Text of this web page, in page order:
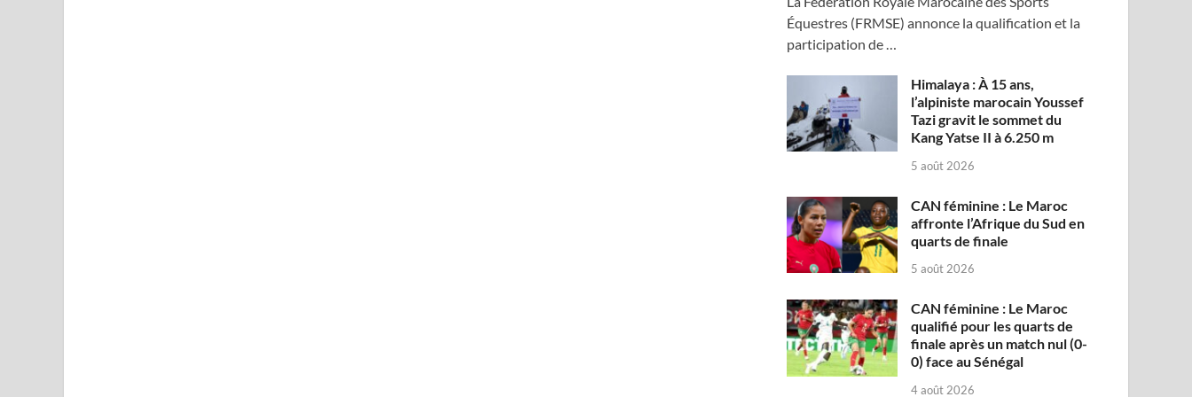
Équestres (FRMSE) annonce la qualification et la
participation de …
Himalaya : À 15 ans,
l’alpiniste marocain Youssef
Tazi gravit le sommet du
Kang Yatse II à 6.250 m
5 août 2026
CAN féminine : Le Maroc
affronte l’Afrique du Sud en
quarts de finale
5 août 2026
CAN féminine : Le Maroc
qualifié pour les quarts de
finale après un match nul (0-
0) face au Sénégal
4 août 2026